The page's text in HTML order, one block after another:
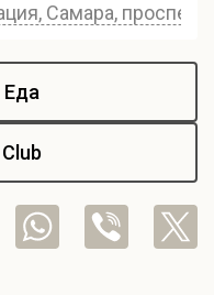
Самара,
Еда